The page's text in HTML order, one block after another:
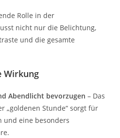
Rolle in der
nicht nur die Belichtung,
und die gesamte
Wirkung
Abendlicht bevorzugen – Das
„goldenen Stunde“ sorgt für
und eine besonders